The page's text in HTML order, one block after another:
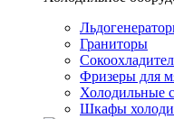
Граниторы
Фризеры для
Холодильные
Шкафы